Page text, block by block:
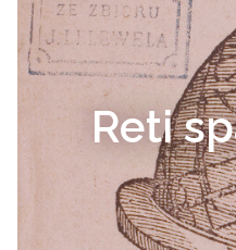
Reti